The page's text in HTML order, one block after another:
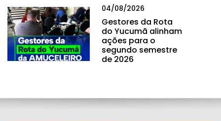
04/08/2026
Gestores da Rota
do Yucumã alinham
ações para o
segundo semestre
de 2026